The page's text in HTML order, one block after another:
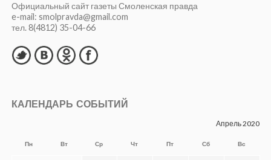
Официальный сайт газеты Смоленская правда
e-mail: smolpravda@gmail.com
тел. 8(4812) 35-04-66
КАЛЕНДАРЬ СОБЫТИЙ
Апрель 2020
Пн Вт Ср Чт Пт Сб Вс